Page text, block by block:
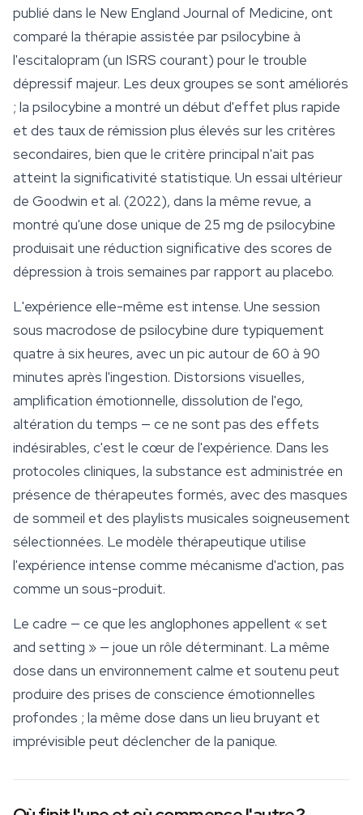
publié dans le New England Journal of Medicine, ont
comparé la thérapie assistée par psilocybine à
l'escitalopram (un ISRS courant) pour le trouble
dépressif majeur. Les deux groupes se sont améliorés
; la psilocybine a montré un début d'effet plus rapide
et des taux de rémission plus élevés sur les critères
secondaires, bien que le critère principal n'ait pas
atteint la significativité statistique. Un essai ultérieur
de Goodwin et al. (2022), dans la même revue, a
montré qu'une dose unique de 25 mg de psilocybine
produisait une réduction significative des scores de
dépression à trois semaines par rapport au placebo.
L'expérience elle-même est intense. Une session
sous macrodose de psilocybine dure typiquement
quatre à six heures, avec un pic autour de 60 à 90
minutes après l'ingestion. Distorsions visuelles,
amplification émotionnelle, dissolution de l'ego,
altération du temps — ce ne sont pas des effets
indésirables, c'est le cœur de l'expérience. Dans les
protocoles cliniques, la substance est administrée en
présence de thérapeutes formés, avec des masques
de sommeil et des playlists musicales soigneusement
sélectionnées. Le modèle thérapeutique utilise
l'expérience intense comme mécanisme d'action, pas
comme un sous-produit.
Le cadre — ce que les anglophones appellent « set
and setting » — joue un rôle déterminant. La même
dose dans un environnement calme et soutenu peut
produire des prises de conscience émotionnelles
profondes ; la même dose dans un lieu bruyant et
imprévisible peut déclencher de la panique.